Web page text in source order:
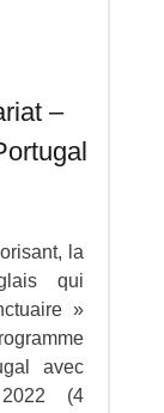
–
la
qui
»
avec
(4